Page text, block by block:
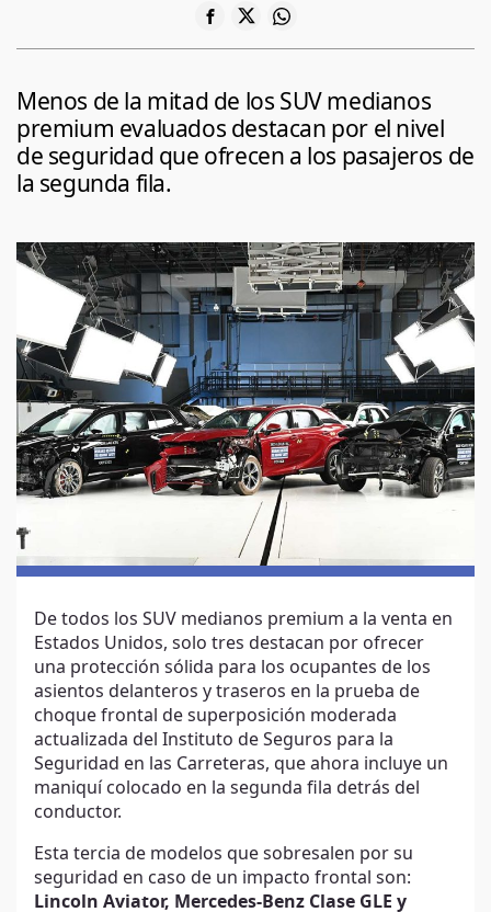
Menos de la mitad de los SUV medianos
premium evaluados destacan por el nivel
de seguridad que ofrecen a los pasajeros de
la segunda fila.
De todos los SUV medianos premium a la venta en
Estados Unidos, solo tres destacan por ofrecer
una protección sólida para los ocupantes de los
asientos delanteros y traseros en la prueba de
choque frontal de superposición moderada
actualizada del Instituto de Seguros para la
Seguridad en las Carreteras, que ahora incluye un
maniquí colocado en la segunda fila detrás del
conductor.
Esta tercia de modelos que sobresalen por su
seguridad en caso de un impacto frontal son:
Lincoln Aviator, Mercedes-Benz Clase GLE y